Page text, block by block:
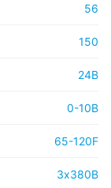
56
150
24В
0-10В
65-120F
3х380В